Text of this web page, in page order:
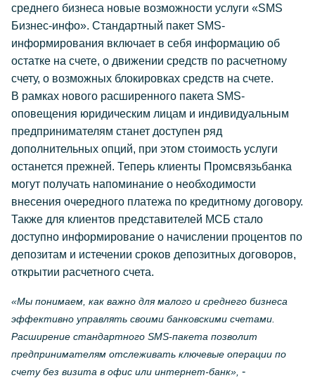
среднего бизнеса новые возможности услуги «SMS
Бизнес-инфо». Стандартный пакет SMS-
информирования включает в себя информацию об
остатке на счете, о движении средств по расчетному
счету, о возможных блокировках средств на счете.
В рамках нового расширенного пакета SMS-
оповещения юридическим лицам и индивидуальным
предпринимателям станет доступен ряд
дополнительных опций, при этом стоимость услуги
останется прежней. Теперь клиенты Промсвязьбанка
могут получать напоминание о необходимости
внесения очередного платежа по кредитному договору.
Также для клиентов представителей МСБ стало
доступно информирование о начислении процентов по
депозитам и истечении сроков депозитных договоров,
открытии расчетного счета.
«Мы понимаем, как важно для малого и среднего бизнеса
эффективно управлять своими банковскими счетами.
Расширение стандартного SMS-пакета позволит
предпринимателям отслеживать ключевые операции по
счету без визита в офис или интернет-банк», -